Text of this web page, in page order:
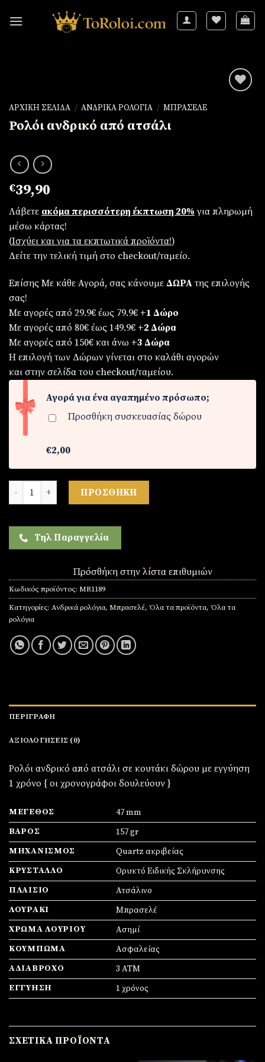
ΑΡΧΙΚΉ ΣΕΛΊΔΑ / ΑΝΔΡΙΚΆ ΡΟΛΌΓΙΑ / ΜΠΡΑΣΕΛΈ
Ρολόι ανδρικό από ατσάλι
€39,90
Λάβετε ακόμα περισσότερη έκπτωση 20% για πληρωμή
μέσω κάρτας!
(Iσχύει και για τα εκπτωτικά προϊόντα!)
Δείτε την τελική τιμή στο checkout/ταμείο.
Επίσης Με κάθε Αγορά, σας κάνουμε ΔΩΡΑ της επιλογής
σας!
Με αγορές από 29.9€ έως 79.9€ +1 Δώρο
Με αγορές από 80€ έως 149.9€ +2 Δώρα
Με αγορές από 150€ και άνω +3 Δώρα
Η επιλογή των Δώρων γίνεται στο καλάθι αγορών
και στην σελίδα του checkout/ταμείου.
Αγορά για ένα αγαπημένο πρόσωπο;
Προσθήκη συσκευασίας δώρου
€2,00
Ρολόι ανδρικό από ατσάλι ποσότητα
ΠΡΟΣΘΉΚΗ
Τηλ Παραγγελία
Πρόσθήκη στην λίστα επιθυμιών
Κωδικός προϊόντος: MR1189
Κατηγορίες: Ανδρικά ρολόγια, Μπρασελέ, Όλα τα προϊόντα, Όλα τα
ρολόγια
ΠΕΡΙΓΡΑΦΉ
ΑΞΙΟΛΟΓΉΣΕΙΣ (0)
Ρολόι ανδρικό από ατσάλι σε κουτάκι δώρου με εγγύηση
1 χρόνο { οι χρονογράφοι δουλεύουν }
ΜΈΓΕΘΟΣ
47 mm
ΒΆΡΟΣ
157 gr
ΜΗΧΑΝΙΣΜΌΣ
Quartz ακριβείας
ΚΡΎΣΤΑΛΛΟ
Ορυκτό Ειδικής Σκλήρυνσης
ΠΛΑΊΣΙΟ
Ατσάλινο
ΛΟΥΡΆΚΙ
Μπρασελέ
ΧΡΏΜΑ ΛΟΥΡΙΟΎ
Ασημί
ΚΟΎΜΠΩΜΑ
Ασφαλείας
ΑΔΙΆΒΡΟΧΟ
3 ATM
ΕΓΓΎΗΣΗ
1 χρόνος
ΣΧΕΤΙΚΆ ΠΡΟΪΌΝΤΑ